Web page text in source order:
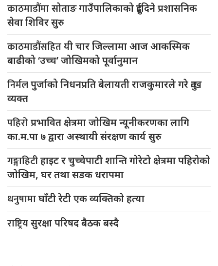
काठमाडौंमासोताङ गाउँपालिकाको दुईदिने प्रशासनिक
सेवा शिविर सुरु
काठमाडौंसहितयी चार जिल्लामा आज आकस्मिक
बाढीको ‘उच्च’ जोखिमको पूर्वानुमान
निर्मलपुर्जाको निधनप्रति बेलायती राजकुमारले गरे दुःख
व्यक्त
पहिरोप्रभावित क्षेत्रमा जोखिम न्यूनीकरणका लागि
का.म.पा ७ द्वारा अस्थायी संरक्षण कार्य सुरु
गङ्गाहिटीहाइट र चुच्चेपाटी शान्ति गोरेटो क्षेत्रमा पहिरोको
जोखिम, घर तथा सडक धरापमा
धनुषामाघाँटी रेटी एक व्यक्तिको हत्या
राष्ट्रियसुरक्षा परिषद बैठक बस्दै